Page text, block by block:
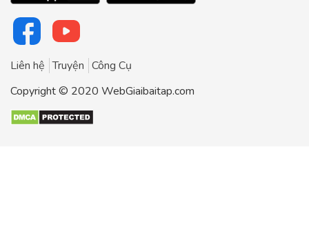
Liên hệ Truyện Công Cụ
Copyright © 2020 WebGiaibaitap.com